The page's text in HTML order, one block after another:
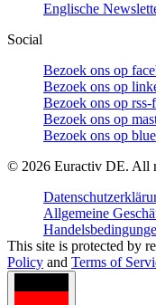
Englische
Social
Bezoek ons op
Bezoek ons op
Bezoek ons op rss-
Bezoek ons op
Bezoek ons op
© 2026 Euractiv DE. All
Allgemeine
This site is protected by
Policy and Terms of